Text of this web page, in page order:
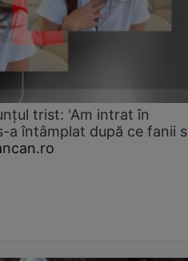
trist: 'Am intrat în
a întâmplat după ce fanii